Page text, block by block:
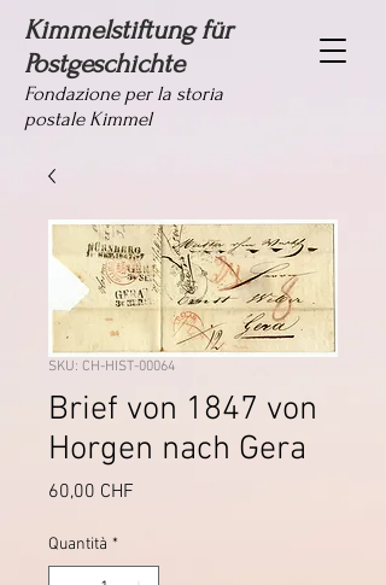
Kimmelstiftung für
Postgeschichte
Fondazione per la storia
postale Kimmel
SKU: CH-HIST-00064
Brief von 1847 von
Horgen nach Gera
60,00 CHF
Quantità *